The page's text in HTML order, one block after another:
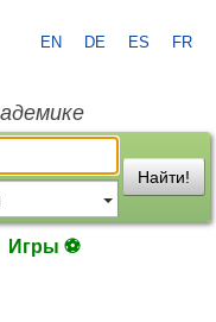
EN DE ES FR
Найти!
Игры ⚽